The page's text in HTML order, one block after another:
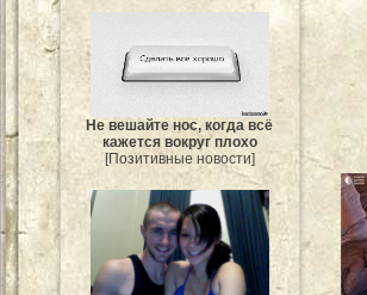
Не вешайте нос, когда всё
кажется вокруг плохо
[Позитивные новости]